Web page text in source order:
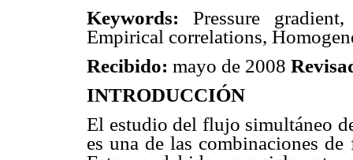
Keywords: Pressure
Empirical correlations,
Recibido: mayo de 2008
INTRODUCCIÓN
El estudio del flujo simultáneo
es una de las combinaciones